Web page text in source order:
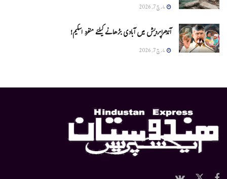
مارچ 7, 2026
آندھراپردیش میں آبادی بڑھانے کیلئے منفرد اسکیم!
مارچ 7, 2026